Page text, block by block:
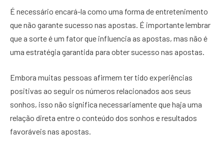
É necessário encará-la como uma forma de entretenimento
que não garante sucesso nas apostas. É importante lembrar
que a sorte é um fator que influencia as apostas, mas não é
uma estratégia garantida para obter sucesso nas apostas.
Embora muitas pessoas afirmem ter tido experiências
positivas ao seguir os números relacionados aos seus
sonhos, isso não significa necessariamente que haja uma
relação direta entre o conteúdo dos sonhos e resultados
favoráveis nas apostas.